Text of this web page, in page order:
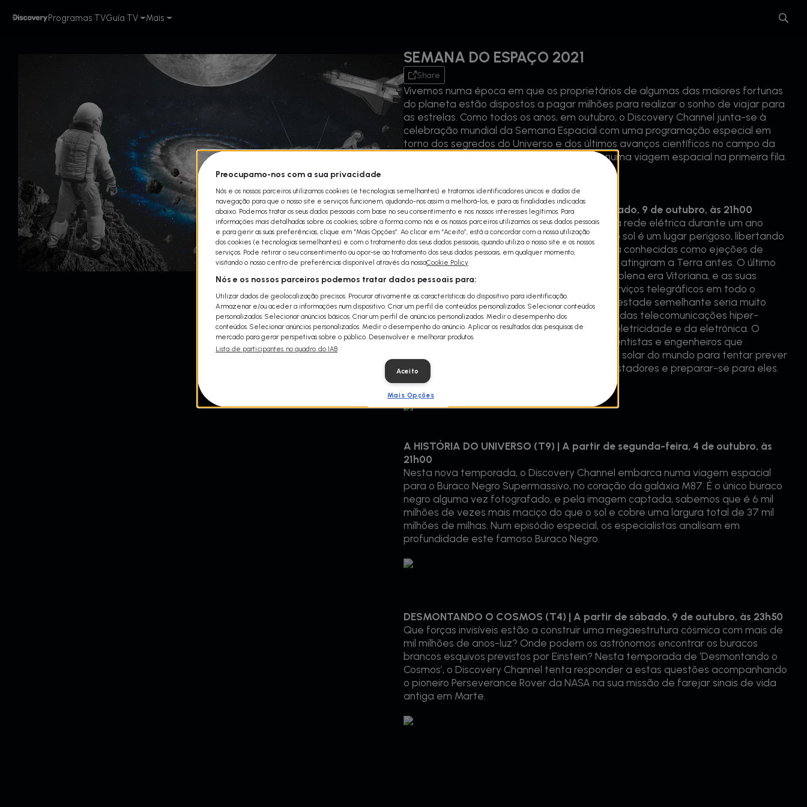
Programas TVGuía TV Mais
SEMANA DO ESPAÇO 2021
Share
Vivemos numa época em que os proprietários de algumas das maiores fortunas
do planeta estão dispostos a pagar milhões para realizar o sonho de viajar para
as estrelas. Como todos os anos, em outubro, o Discovery Channel junta-se à
celebração mundial da Semana Espacial com uma programação especial em
torno dos segredos do Universo e dos últimos avanços científicos no campo da
investigação espacial para levar o público numa viagem espacial na primeira fila.
THE DARK SIDE OF THE SUN | A partir de sábado, 9 de outubro, às 21h00
O que aconteceria se o sol destruísse a nossa rede elétrica durante um ano
inteiro? Embora básico para a vida na Terra, o sol é um lugar perigoso, libertando
constantemente enormes massas de energia conhecidas como ejeções de
massa coronal. Estas tempestades solares já atingiram a Terra antes. O último
dos registos ocorreu há mais de 150 anos, em plena era Vitoriana, e as suas
consequências incluíram a interrupção dos serviços telegráficos em todo o
mundo. Atualmente, o impacto de uma tempestade semelhante seria muito
mais destrutivo, uma vez que vivemos na era das telecomunicações hiper-
conectadas e dependemos fortemente da eletricidade e da eletrónica. O
Discovery Channel junta-se a um grupo de cientistas e engenheiros que
trabalham na construção do maior telescópio solar do mundo para tentar prever
estes acontecimentos potencialmente devastadores e preparar-se para eles.
A HISTÓRIA DO UNIVERSO (T9) | A partir de segunda-feira, 4 de outubro, às
21h00
Nesta nova temporada, o Discovery Channel embarca numa viagem espacial
para o Buraco Negro Supermassivo, no coração da galáxia M87. É o único buraco
negro alguma vez fotografado, e pela imagem captada, sabemos que é 6 mil
milhões de vezes mais maciço do que o sol e cobre uma largura total de 37 mil
milhões de milhas. Num episódio especial, os especialistas analisam em
profundidade este famoso Buraco Negro.
DESMONTANDO O COSMOS (T4) | A partir de sábado, 9 de outubro, às 23h50
Que forças invisíveis estão a construir uma megaestrutura cósmica com mais de
mil milhões de anos-luz? Onde podem os astrónomos encontrar os buracos
brancos esquivos previstos por Einstein? Nesta temporada de ‘Desmontando o
Cosmos’, o Discovery Channel tenta responder a estas questões acompanhando
o pioneiro Perseverance Rover da NASA na sua missão de farejar sinais de vida
antiga em Marte.
Preocupamo-nos com a sua privacidade
Nós e os nossos parceiros utilizamos cookies (e tecnologias semelhantes) e tratamos identificadores únicos e dados de
navegação para que o nosso site e serviços funcionem, ajudando-nos assim a melhorá-los, e para as finalidades indicadas
abaixo. Podemos tratar os seus dados pessoais com base no seu consentimento e nos nossos interesses legítimos. Para
informações mais detalhadas sobre os cookies, sobre a forma como nós e os nossos parceiros utilizamos os seus dados pessoais
e para gerir as suas preferências, clique em “Mais Opções”. Ao clicar em “Aceito”, está a concordar com a nossa utilização
dos cookies (e tecnologias semelhantes) e com o tratamento dos seus dados pessoais, quando utiliza o nosso site e os nossos
serviços. Pode retirar o seu consentimento ou opor-se ao tratamento dos seus dados pessoais, em qualquer momento,
visitando o nosso centro de preferências disponível através da nossaCookie Policy
Nós e os nossos parceiros podemos tratar dados pessoais para:
Utilizar dados de geolocalização precisos. Procurar ativamente as características do dispositivo para identificação.
Armazenar e/ou aceder a informações num dispositivo. Criar um perfil de conteúdos personalizados. Selecionar conteúdos
personalizados. Selecionar anúncios básicos. Criar um perfil de anúncios personalizados. Medir o desempenho dos
conteúdos. Selecionar anúncios personalizados. Medir o desempenho do anúncio. Aplicar os resultados das pesquisas de
mercado para gerar perspetivas sobre o público. Desenvolver e melhorar produtos.
Lista de participantes no quadro do IAB
Aceito
Mais Opções